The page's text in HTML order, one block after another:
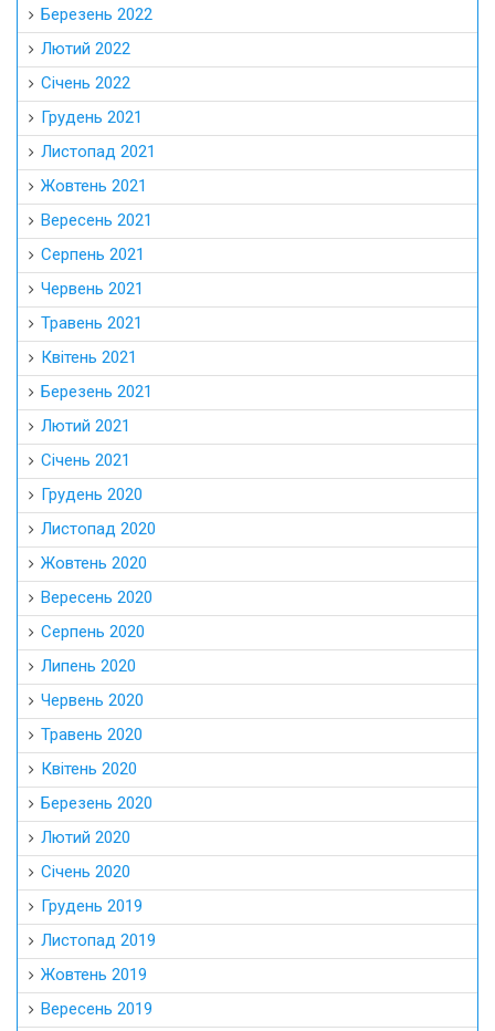
Березень 2022
Лютий 2022
Січень 2022
Грудень 2021
Листопад 2021
Жовтень 2021
Вересень 2021
Серпень 2021
Червень 2021
Травень 2021
Квітень 2021
Березень 2021
Лютий 2021
Січень 2021
Грудень 2020
Листопад 2020
Жовтень 2020
Вересень 2020
Серпень 2020
Липень 2020
Червень 2020
Травень 2020
Квітень 2020
Березень 2020
Лютий 2020
Січень 2020
Грудень 2019
Листопад 2019
Жовтень 2019
Вересень 2019